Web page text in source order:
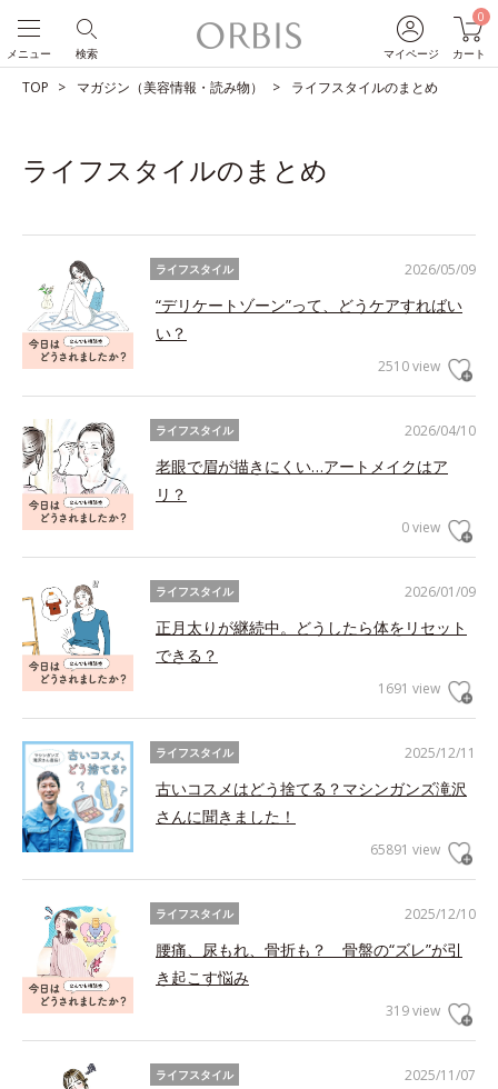
マイページ
0
カート
検索
メニュー
TOP マガジン（美容情報・読み物） ライフスタイルのまとめ
ライフスタイルのまとめ
2026/05/09
ライフスタイル
“デリケートゾーン”って、どうケアすればい
い？
2510 view
2026/04/10
ライフスタイル
老眼で眉が描きにくい…アートメイクはア
リ？
0 view
2026/01/09
ライフスタイル
正月太りが継続中。どうしたら体をリセット
できる？
1691 view
2025/12/11
ライフスタイル
古いコスメはどう捨てる？マシンガンズ滝沢
さんに聞きました！
65891 view
2025/12/10
ライフスタイル
腰痛、尿もれ、骨折も？ 骨盤の“ズレ”が引
き起こす悩み
319 view
2025/11/07
ライフスタイル